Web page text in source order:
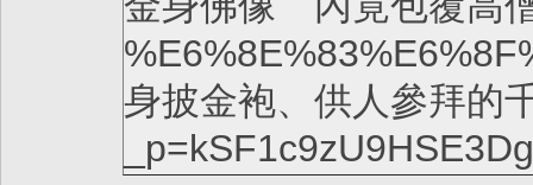
身披金袍、供人參拜的